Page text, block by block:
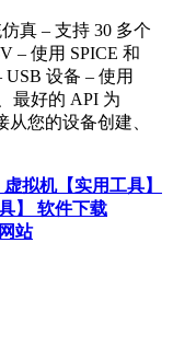
真 – 支持 30 多个
– 使用 SPICE 和
设备 – 使用
最好的 API 为
从您的设备创建、
软件下载
站